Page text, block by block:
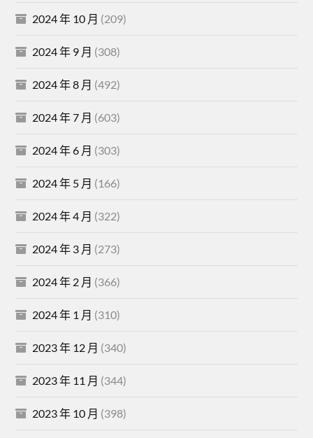
2024 年 10 月 (209)
2024 年 9 月 (308)
2024 年 8 月 (492)
2024 年 7 月 (603)
2024 年 6 月 (303)
2024 年 5 月 (166)
2024 年 4 月 (322)
2024 年 3 月 (273)
2024 年 2 月 (366)
2024 年 1 月 (310)
2023 年 12 月 (340)
2023 年 11 月 (344)
2023 年 10 月 (398)